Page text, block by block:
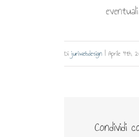
Dijuriwebdesign | Aprile 4th,
Condividi